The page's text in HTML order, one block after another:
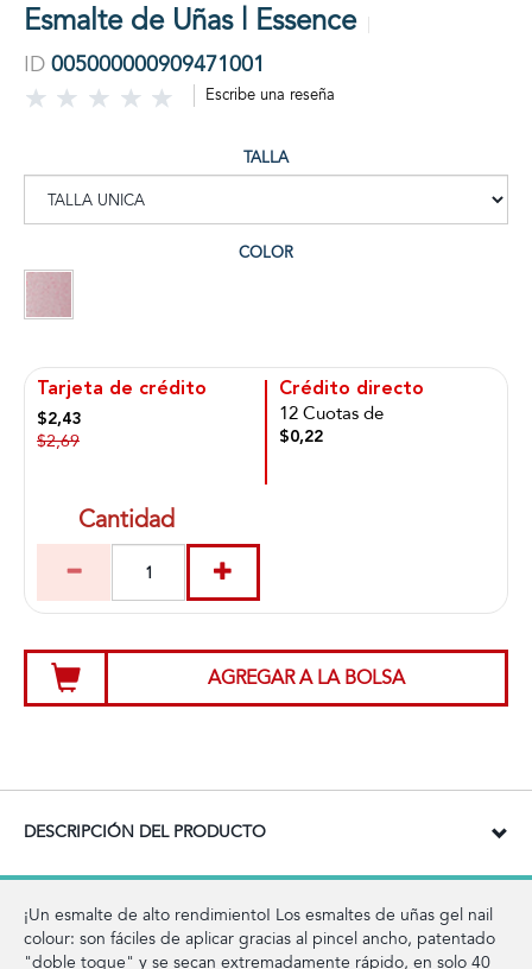
Esmalte de Uñas | Essence
ID 005000000909471001
Escribe una reseña
TALLA
COLOR
Tarjeta de crédito
$2,43
$2,69
Crédito directo
12 Cuotas de
$0,22
Cantidad
AGREGAR A LA BOLSA
DESCRIPCIÓN DEL PRODUCTO
¡Un esmalte de alto rendimiento! Los esmaltes de uñas gel nail
colour: son fáciles de aplicar gracias al pincel ancho, patentado
"doble toque" y se secan extremadamente rápido, en solo 40